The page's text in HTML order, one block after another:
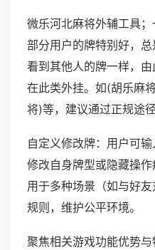
微乐河北麻将外辅工具
部分用户的牌特别好，
看到其他人的牌一样，
在此类外挂。如(胡乐麻
将)等，建议通过正规途
自定义修改牌：用户可输
修改自身牌型或隐藏操
用于多种场景（如与好
规则，维护公平环境。
聚焦相关游戏功能优势与